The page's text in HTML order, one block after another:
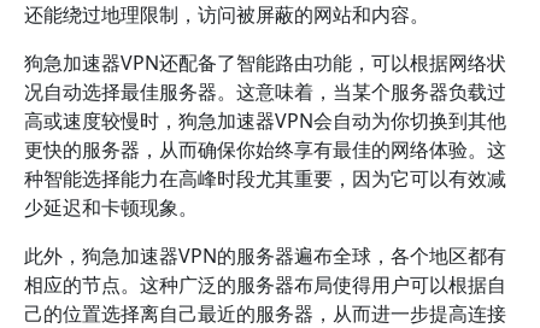
还能绕过地理限制，访问被屏蔽的网站和内容。
狗急加速器VPN还配备了智能路由功能，可以根据网络状
况自动选择最佳服务器。这意味着，当某个服务器负载过
高或速度较慢时，狗急加速器VPN会自动为你切换到其他
更快的服务器，从而确保你始终享有最佳的网络体验。这
种智能选择能力在高峰时段尤其重要，因为它可以有效减
少延迟和卡顿现象。
此外，狗急加速器VPN的服务器遍布全球，各个地区都有
相应的节点。这种广泛的服务器布局使得用户可以根据自
己的位置选择离自己最近的服务器，从而进一步提高连接